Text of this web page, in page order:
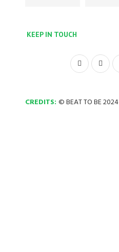
KEEP IN TOUCH
CREDITS: © BEAT TO BE 2024